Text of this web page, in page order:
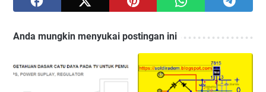
Anda mungkin menyukai postingan ini